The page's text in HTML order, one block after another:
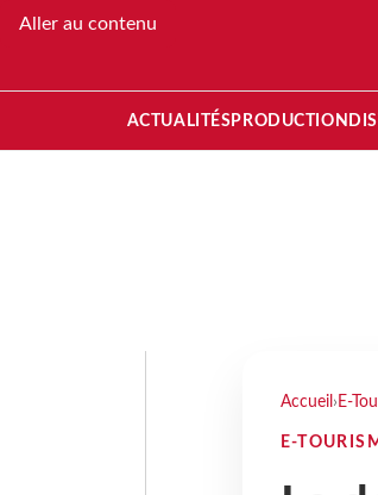
Aller au contenu
ACTUALITÉS PRODUCTION
Accueil › E-
E-